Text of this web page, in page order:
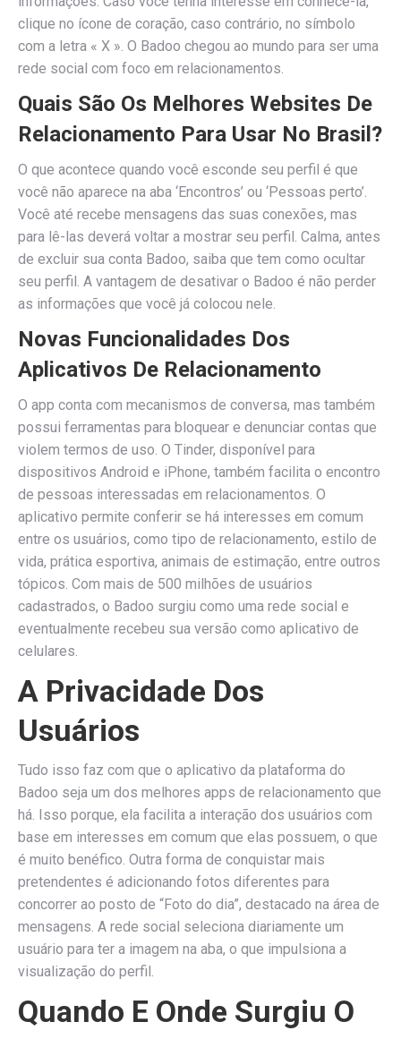
clique no ícone de coração, caso contrário, no símbolo
com a letra « X ». O Badoo chegou ao mundo para ser uma
rede social com foco em relacionamentos.
Quais São Os Melhores Websites De
Relacionamento Para Usar No Brasil?
O que acontece quando você esconde seu perfil é que
você não aparece na aba ‘Encontros’ ou ‘Pessoas perto’.
Você até recebe mensagens das suas conexões, mas
para lê-las deverá voltar a mostrar seu perfil. Calma, antes
de excluir sua conta Badoo, saiba que tem como ocultar
seu perfil. A vantagem de desativar o Badoo é não perder
as informações que você já colocou nele.
Novas Funcionalidades Dos
Aplicativos De Relacionamento
O app conta com mecanismos de conversa, mas também
possui ferramentas para bloquear e denunciar contas que
violem termos de uso. O Tinder, disponível para
dispositivos Android e iPhone, também facilita o encontro
de pessoas interessadas em relacionamentos. O
aplicativo permite conferir se há interesses em comum
entre os usuários, como tipo de relacionamento, estilo de
vida, prática esportiva, animais de estimação, entre outros
tópicos. Com mais de 500 milhões de usuários
cadastrados, o Badoo surgiu como uma rede social e
eventualmente recebeu sua versão como aplicativo de
celulares.
A Privacidade Dos
Usuários
Tudo isso faz com que o aplicativo da plataforma do
Badoo seja um dos melhores apps de relacionamento que
há. Isso porque, ela facilita a interação dos usuários com
base em interesses em comum que elas possuem, o que
é muito benéfico. Outra forma de conquistar mais
pretendentes é adicionando fotos diferentes para
concorrer ao posto de “Foto do dia”, destacado na área de
mensagens. A rede social seleciona diariamente um
usuário para ter a imagem na aba, o que impulsiona a
visualização do perfil.
Quando E Onde Surgiu O